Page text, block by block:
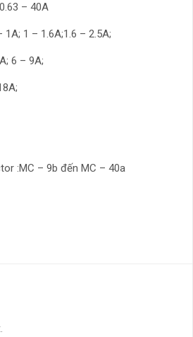
– 40A
1 – 1.6A;1.6 – 2.5A;
6 – 9A;
:MC – 9b đến MC – 40a